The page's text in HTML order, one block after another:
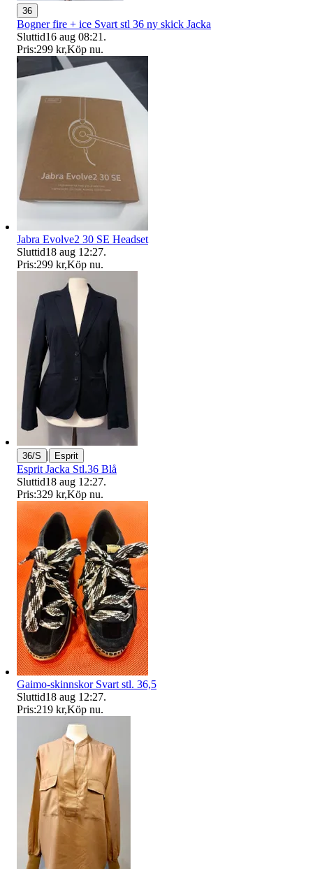
36
Bogner fire + ice Svart stl 36 ny skick Jacka
Sluttid16 aug 08:21 .
Pris:299 kr,Köp nu.
Jabra Evolve2 30 SE Headset
Sluttid18 aug 12:27.
Pris:299 kr,Köp nu.
36/S | Esprit
Esprit Jacka Stl.36 Blå
Sluttid18 aug 12:27.
Pris:329 kr,Köp nu.
Gaimo-skinnskor Svart stl. 36,5
Sluttid18 aug 12:27.
Pris:219 kr,Köp nu.